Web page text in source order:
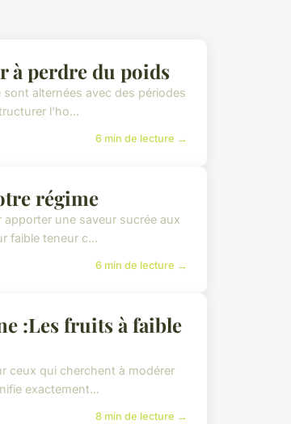
à perdre du poids
alternées avec des périodes
l'ho...
6 min de lecture →
régime
une saveur sucrée aux
faible teneur c...
6 min de lecture →
:Les fruits à faible
ceux qui cherchent à modérer
exactement...
8 min de lecture →